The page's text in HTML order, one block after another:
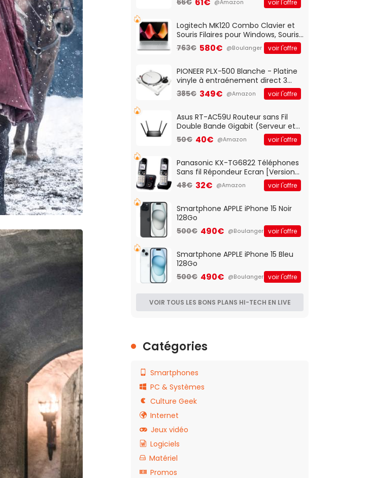
And Play, Confortable, Taille
QWERTY UK - Noir
@Amazon voir l'offre
Logitech MK120 Combo Clavier et
Souris Filaires pour Windows, Souris
Optique Filaire, Connexion USB Plug
And Play, Confortable, Taille
QWERTY UK - Noir
763€ 580€ @Boulanger voir l'offre
PIONEER PLX-500 Blanche - Platine
vinyle à entraénement direct 3
vitesses (33-45-78 trs/min) avec
pre-ampli intégré et port USB
385€ 349€ @Amazon voir l'offre
Asus RT-AC59U Routeur sans Fil
Double Bande Gigabit (Serveur et
Client VPN, Triple Vlan, Mode Point
d'accès et Bridge, contrôle
50€ 40€ @Amazon voir l'offre
Panasonic KX-TG6822 Téléphones
Sans fil Répondeur Ecran [Version
Française]
48€ 32€ @Amazon voir l'offre
Smartphone APPLE iPhone 15 Noir
128Go
500€ 490€ @Boulanger voir l'offre
Smartphone APPLE iPhone 15 Bleu
128Go
500€ 490€ @Boulanger voir l'offre
VOIR TOUS LES BONS PLANS HI-TECH EN LIVE
Catégories
Smartphones
PC & Systèmes
Culture Geek
Internet
Jeux vidéo
Logiciels
Matériel
Promos